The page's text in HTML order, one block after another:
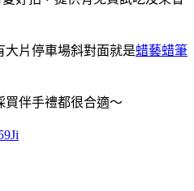
大片停車場斜對面就是蜡藝蜡筆
買伴手禮都很合適～